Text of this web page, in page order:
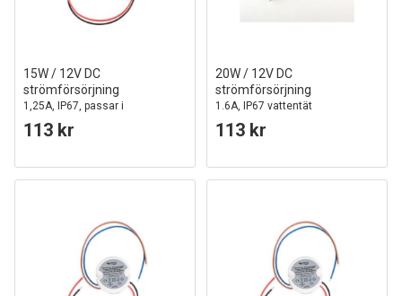
15W / 12V DC
strömförsörjning
1,25A, IP67, passar i
PL/taklampor
113 kr
20W / 12V DC
strömförsörjning
1.6A, IP67 vattentät
113 kr